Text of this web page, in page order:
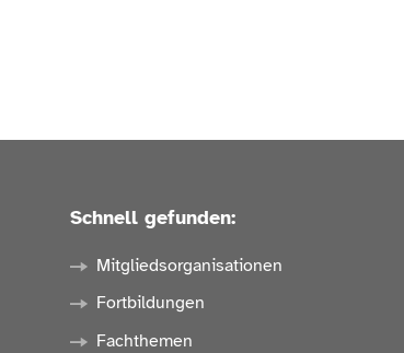
Schnell gefunden:
Mitgliedsorganisationen
Fortbildungen
Fachthemen